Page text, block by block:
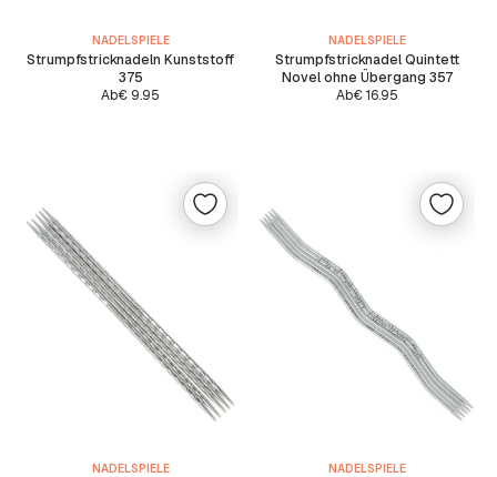
NADELSPIELE
Strumpfstricknadeln Kunststoff
375
Ab€ 9.95
NADELSPIELE
Strumpfstricknadel Quintett
Novel ohne Übergang 357
Ab€16.95
NADELSPIELE NADELSPIELE